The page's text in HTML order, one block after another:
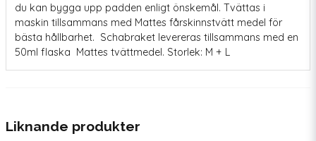
du kan bygga upp padden enligt önskemål. Tvättas i
maskin tillsammans med Mattes fårskinnstvätt medel för
bästa hållbarhet. Schabraket levereras tillsammans med en
50ml flaska Mattes tvättmedel. Storlek: M + L
Liknande produkter